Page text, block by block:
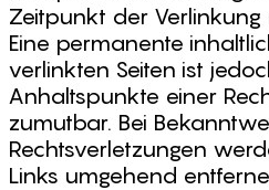
Zeitpunkt der
Eine permanente
verlinkten Seiten ist
Anhaltspunkte einer
zumutbar. Bei
Rechtsverletzungen
Links umgehend